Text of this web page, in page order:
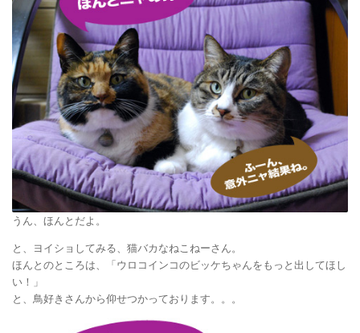
うん、ほんとだよ。
と、ヨイショしてみる、猫バカなねこねーさん。
ほんとのところは、「ウロコインコのビッケちゃんをもっと出してほし
い！」
と、鳥好きさんから仰せつかっております。。。